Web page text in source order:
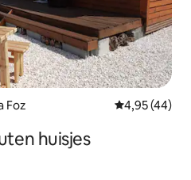
Foz Gemiddelde
4,95 (44)
huisjes